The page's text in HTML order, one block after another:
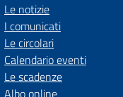
Le notizie
I comunicati
Le circolari
Calendario eventi
Le scadenze
Albo online